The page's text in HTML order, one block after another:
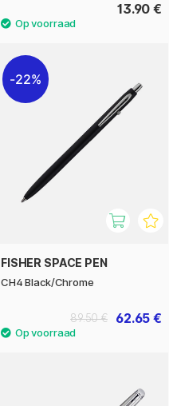
13.90 €
22%
FISHER SPACE PEN
CH4 Black/Chrome
62.65 €
89.50 €